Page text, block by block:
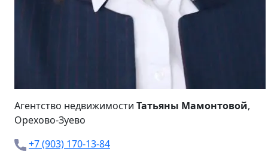
Агентство недвижимости Татьяны Мамонтовой,
Орехово-Зуево
+7 (903) 170-13-84